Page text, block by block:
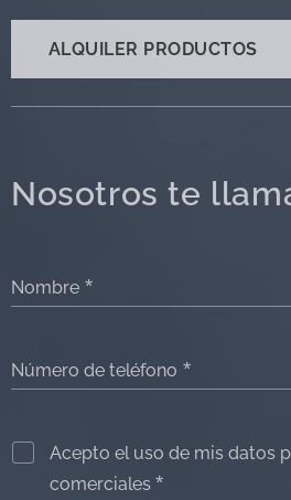
ALQUILER PRODUCTOS
Nosotros te
Nombre
Número de teléfono
Acepto el uso de mis datos
comerciales